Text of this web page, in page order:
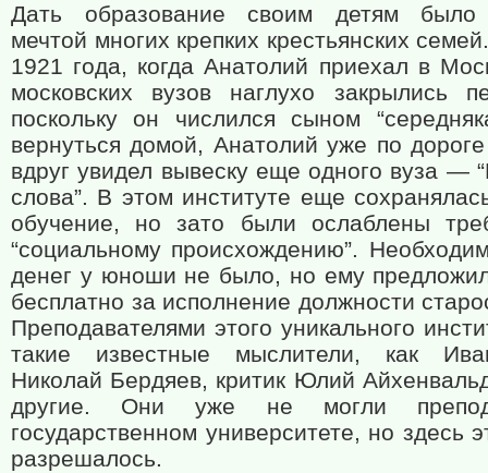
Дать образование своим детям было
мечтой многих крепких крестьянских
1921 года, когда Анатолий приехал в
московских вузов наглухо закрылись
поскольку он числился сыном
вернуться домой, Анатолий уже по дороге
вдруг увидел вывеску еще одного вуза —
слова”. В этом институте еще
обучение, но зато были ослаблены
“социальному происхождению”.
денег у юноши не было, но ему
бесплатно за исполнение должности
Преподавателями этого уникального
такие известные мыслители, как
Николай Бердяев, критик Юлий
другие. Они уже не могли
государственном университете, но здесь
разрешалось.